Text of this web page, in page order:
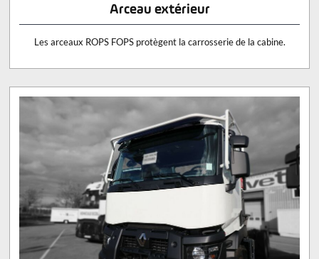
Arceau extérieur
Les arceaux ROPS FOPS protègent la carrosserie de la cabine.